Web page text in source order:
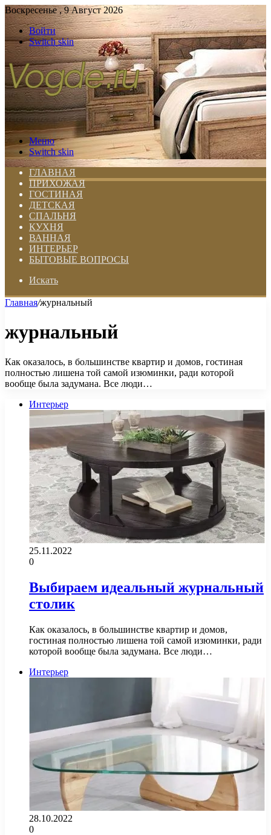
Воскресенье , 9 Август 2026
Войти
Switch skin
Меню
Switch skin
ГЛАВНАЯ
ПРИХОЖАЯ
ГОСТИНАЯ
ДЕТСКАЯ
СПАЛЬНЯ
КУХНЯ
ВАННАЯ
ИНТЕРЬЕР
БЫТОВЫЕ ВОПРОСЫ
Искать
Главная/журнальный
журнальный
Как оказалось, в большинстве квартир и домов, гостиная
полностью лишена той самой изюминки, ради которой
вообще была задумана. Все люди…
Интерьер
25.11.2022
0
Выбираем идеальный журнальный
столик
Как оказалось, в большинстве квартир и домов,
гостиная полностью лишена той самой изюминки, ради
которой вообще была задумана. Все люди…
Интерьер
28.10.2022
0